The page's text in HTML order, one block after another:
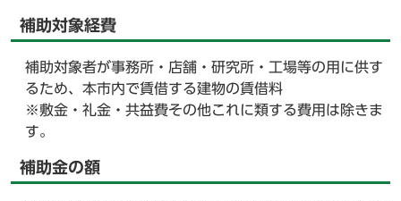
補助対象経費
補助対象者が事務所・店舗・研究所・工場等の用に供す
るため、本市内で賃借する建物の賃借料
※敷金・礼金・共益費その他これに類する費用は除きま
す。
補助金の額